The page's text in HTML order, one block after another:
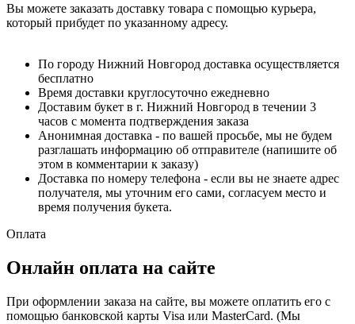
Вы можете заказать доставку товара с помощью курьера,
который прибудет по указанному адресу.
По городу Нижний Новгород доставка осуществляется
бесплатно
Время доставки круглосуточно ежедневно
Доставим букет в г. Нижний Новгород в течении 3
часов с момента подтверждения заказа
Анонимная доставка - по вашей просьбе, мы не будем
разглашать информацию об отправителе (напишите об
этом в комментарии к заказу)
Доставка по номеру телефона - если вы не знаете адрес
получателя, мы уточним его сами, согласуем место и
время получения букета.
Оплата
Онлайн оплата на сайте
При оформлении заказа на сайте, вы можете оплатить его с
помощью банковской карты Visa или MasterCard. (Мы